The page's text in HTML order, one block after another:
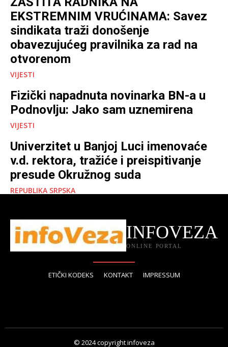
EKSTREMNIM VRUĆINAMA: Savez
sindikata traži donošenje
obavezujućeg pravilnika za rad na
otvorenom
VIJESTI
Fizički napadnuta novinarka BN-a u
Podnovlju: Jako sam uznemirena
VIJESTI
Univerzitet u Banjoj Luci imenovaće
v.d. rektora, tražiće i preispitivanje
presude Okružnog suda
REPUBLIKA SRPSKA
INFOVEZA
ONLINE PORTAL
ETIČKI KODEKS KONTAKT IMPRESSUM
© 2024 copyright infoveza